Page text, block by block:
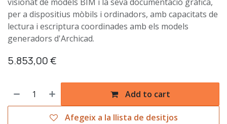
per a dispositius mòbils i ordinadors, amb capacitats de
lectura i escriptura coordinades amb els models
generadors d'Archicad.
5.853,00€
Add to cart
Afegeix a la llista de desitjos